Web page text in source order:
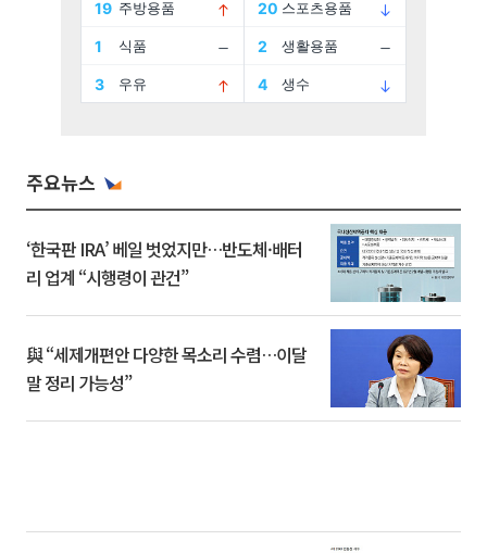
주요뉴스
‘한국판 IRA’ 베일 벗었지만…반도체·배터
리 업계 “시행령이 관건”
與 “세제개편안 다양한 목소리 수렴…이달
말 정리 가능성”